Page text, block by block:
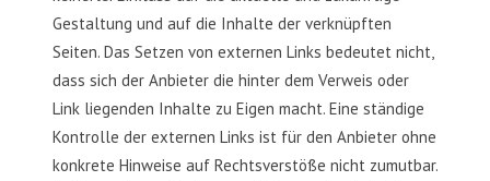
Gestaltung und auf die Inhalte der verknüpften
Seiten. Das Setzen von externen Links bedeutet nicht,
dass sich der Anbieter die hinter dem Verweis oder
Link liegenden Inhalte zu Eigen macht. Eine ständige
Kontrolle der externen Links ist für den Anbieter ohne
konkrete Hinweise auf Rechtsverstöße nicht zumutbar.